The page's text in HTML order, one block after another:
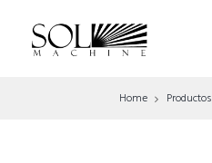
Home Productos